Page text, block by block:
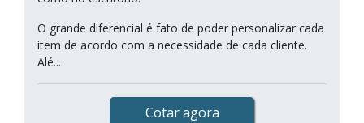
O grande diferencial é fato de poder personalizar cada
item de acordo com a necessidade de cada cliente.
Alé...
Cotar agora